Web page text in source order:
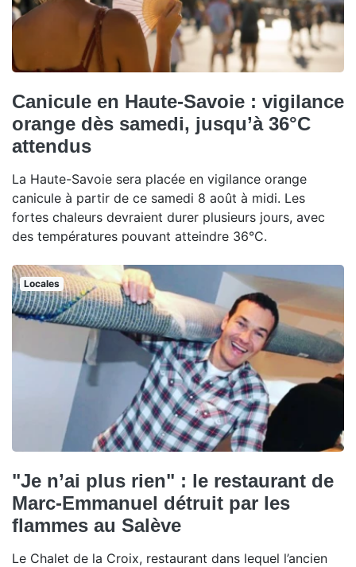
Canicule en Haute-Savoie : vigilance
orange dès samedi, jusqu’à 36°C
attendus
La Haute-Savoie sera placée en vigilance orange
canicule à partir de ce samedi 8 août à midi. Les
fortes chaleurs devraient durer plusieurs jours, avec
des températures pouvant atteindre 36°C.
Locales
"Je n’ai plus rien" : le restaurant de
Marc-Emmanuel détruit par les
flammes au Salève
Le Chalet de la Croix, restaurant dans lequel l’ancien